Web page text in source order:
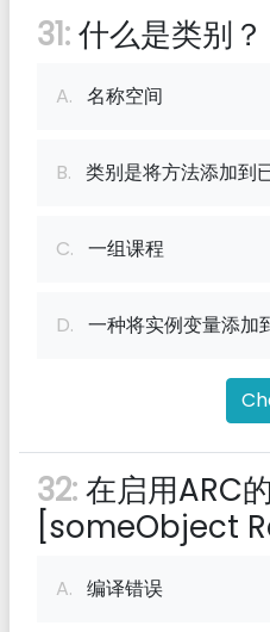
31:什么是类别？
A. 名称空间
B. 类别是将方法添加到
C. 一组课程
D. 一种将实例变量添加
32:在启用ARC
[someObject
A. 编译错误